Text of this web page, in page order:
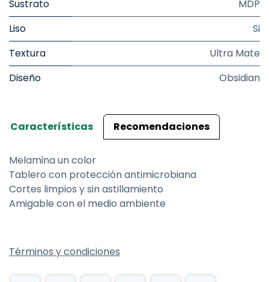
Sustrato
MDP
Liso
Si
Textura
Ultra Mate
Diseño
Obsidian
Características Recomendaciones
Melamina un color
Tablero con protección antimicrobiana
Cortes limpios y sin astillamiento
Amigable con el medio ambiente
Términos y condiciones